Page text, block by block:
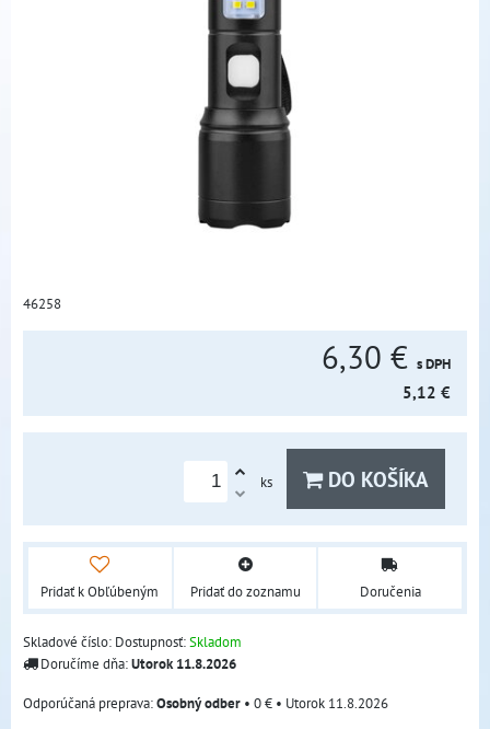
46258
6,30 € s DPH
5,12 €
ks DO KOŠÍKA
Pridať k Obľúbeným Pridať do zoznamu Doručenia
Skladové číslo: Dostupnosť:Skladom
Doručíme dňa:Utorok11.8.2026
Osobný odber • 0 € • Utorok 11.8.2026